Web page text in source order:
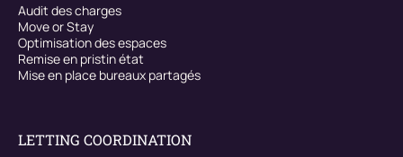
Audit des charges
Move or Stay
Optimisation des espaces
Remise en pristin état
Mise en place bureaux partagés
LETTING COORDINATION